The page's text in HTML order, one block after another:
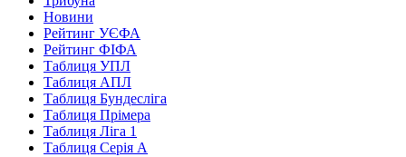
Новини
Рейтинг УЄФА
Рейтинг ФІФА
Таблиця УПЛ
Таблиця АПЛ
Таблиця Бундесліга
Таблиця Прімера
Таблиця Ліга 1
Таблиця Серія А